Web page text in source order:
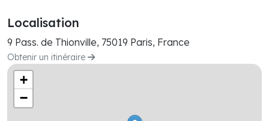
Localisation
9 Pass. de Thionville, 75019 Paris, France
Obtenir un itinéraire
+
−